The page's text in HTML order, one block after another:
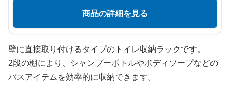
商品の詳細を見る
壁に直接取り付けるタイプのトイレ収納ラックです。
2段の棚により、シャンプーボトルやボディソープなどの
バスアイテムを効率的に収納できます。